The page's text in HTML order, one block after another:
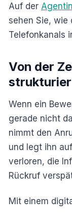
Auf der
sehen Sie, wie
Telefonkanals
Von der
Wenn ein
gerade nicht
nimmt den
und legt ihn
verloren, die
Rückruf
Mit einem